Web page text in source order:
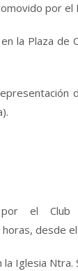
por el
la Plaza de
el Club
horas, desde
la Iglesia Ntra.